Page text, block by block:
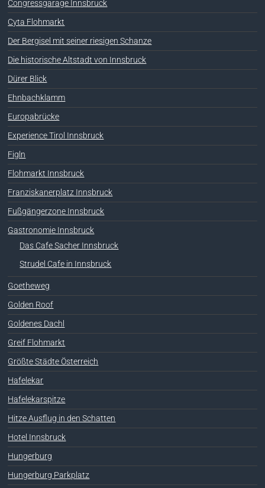
Congressgarage Innsbruck
Cyta Flohmarkt
Der Bergisel mit seiner riesigen Schanze
Die historische Altstadt von Innsbruck
Dürer Blick
Ehnbachklamm
Europabrücke
Experience Tirol Innsbruck
Figln
Flohmarkt Innsbruck
Franziskanerplatz Innsbruck
Fußgängerzone Innsbruck
Gastronomie Innsbruck
Das Cafe Sacher Innsbruck
Strudel Cafe in Innsbruck
Goetheweg
Golden Roof
Goldenes Dachl
Greif Flohmarkt
Größte Städte Österreich
Hafelekar
Hafelekarspitze
Hitze Ausflug in den Schatten
Hotel Innsbruck
Hungerburg
Hungerburg Parkplatz